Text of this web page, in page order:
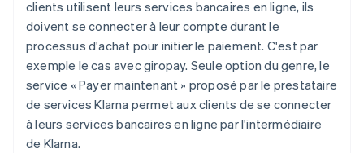
clients utilisent leurs services bancaires en ligne, ils
doivent se connecter à leur compte durant le
processus d'achat pour initier le paiement. C'est par
exemple le cas avec giropay. Seule option du genre, le
service « Payer maintenant » proposé par le prestataire
de services Klarna permet aux clients de se connecter
à leurs services bancaires en ligne par l'intermédiaire
de Klarna.